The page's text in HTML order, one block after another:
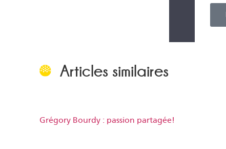
Articles similaires
Grégory Bourdy : passion partagée!